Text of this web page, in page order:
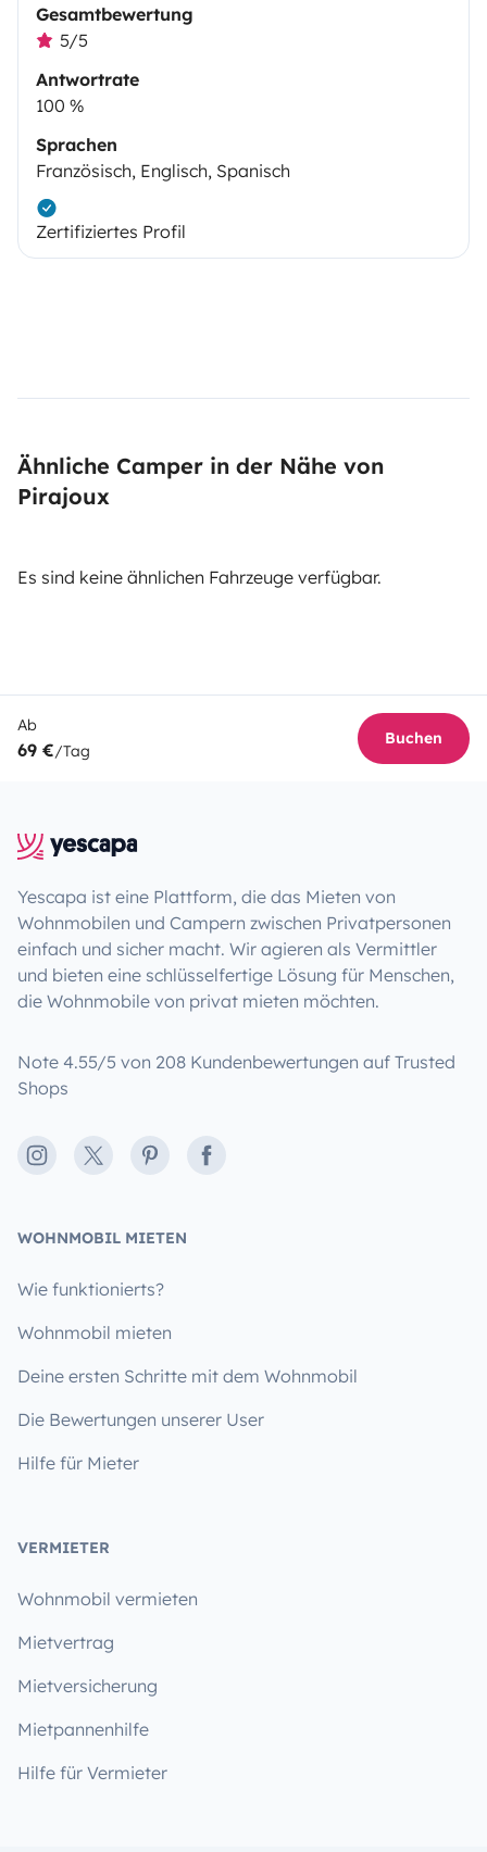
Gesamtbewertung
5/5
Antwortrate
100 %
Sprachen
Französisch, Englisch, Spanisch
Zertifiziertes Profil
Ähnliche Camper in der Nähe von
Pirajoux
Es sind keine ähnlichen Fahrzeuge verfügbar.
Ab
69 €/Tag
Buchen
Yescapa ist eine Plattform, die das Mieten von
Wohnmobilen und Campern zwischen Privatpersonen
einfach und sicher macht. Wir agieren als Vermittler
und bieten eine schlüsselfertige Lösung für Menschen,
die Wohnmobile von privat mieten möchten.
Note 4.55/5 von 208 Kundenbewertungen auf Trusted
Shops
Instagram
X PinterestFacebook
WOHNMOBIL MIETEN
Wie funktionierts?
Wohnmobil mieten
Deine ersten Schritte mit dem Wohnmobil
Die Bewertungen unserer User
Hilfe für Mieter
VERMIETER
Wohnmobil vermieten
Mietvertrag
Mietversicherung
Mietpannenhilfe
Hilfe für Vermieter